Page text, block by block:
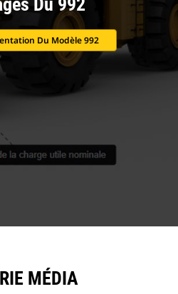
Du Modèle 992
MÉDIA